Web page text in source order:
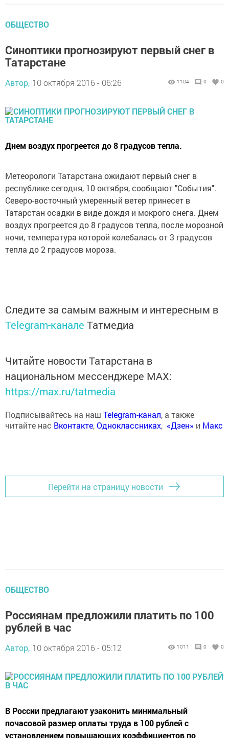
ОБЩЕСТВО
Синоптики прогнозируют первый снег в
Татарстане
Автор, 10 октября 2016 - 06:26 1104 0 0
Днем воздух прогреется до 8 градусов тепла.
Метеорологи Татарстана ожидают первый снег в
республике сегодня, 10 октября, сообщают "События".
Северо-восточный умеренный ветер принесет в
Татарстан осадки в виде дождя и мокрого снега. Днем
воздух прогреется до 8 градусов тепла, после морозной
ночи, температура которой колебалась от 3 градусов
тепла до 2 градусов мороза.
Следите за самым важным и интересным в
Telegram-канале Татмедиа
Читайте новости Татарстана в
национальном мессенджере MАХ:
https://max.ru/tatmedia
Подписывайтесь на наш Telegram-канал, а также
читайте нас Вконтакте,Одноклассниках, «Дзен» и Макс
Перейти на страницу новости
ОБЩЕСТВО
Россиянам предложили платить по 100
рублей в час
Автор, 10 октября 2016 - 05:12 1011 0 0
В России предлагают узаконить минимальный
почасовой размер оплаты труда в 100 рублей с
установлением повышающих коэффициентов по